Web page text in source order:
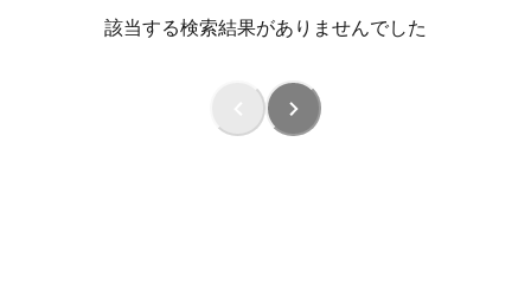
該当する検索結果がありませんでした